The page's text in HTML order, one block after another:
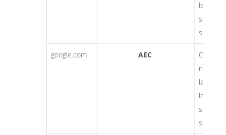
las
sitio
google.com AEC
Cookie
la
las
sitio